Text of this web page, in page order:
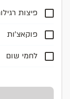
פיצות
פוקאצ'ות
לחמי שום